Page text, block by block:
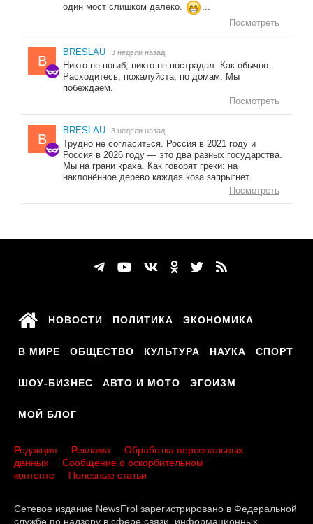
один мост слишком далеко.
...
Посмотреть
B
BRESLAU 3 недели назад
Никто не погиб, никто не пострадал. Как обычно.
Расходитесь, пожалуйста, по домам. Мы
побеждаем.
Посмотреть
B
BRESLAU 3 недели назад
Трудно не согласиться. Россия в 2021 году и
Россия в 2026 году — это два разных государства.
Мы на грани краха. Как говорят греки: на
наклонённое дерево каждая коза запрыгнет.
Посмотреть
НОВОСТИ ПОЛИТИКА ЭКОНОМИКА
В МИРЕ ОБЩЕСТВО КУЛЬТУРА НАУКА СПОРТ
ШОУ-БИЗНЕС АВТО И МОТО ЭГОИЗМ
МОЙ БЛОГ
Редакция Реклама
Обработка персональных
данных
Сообщение о оскорбительном
контенте
Полезные статьи
Сетевое издание NewsFrol зарегистрировано в Федеральной
службе по надзору в сфере связи, информационных